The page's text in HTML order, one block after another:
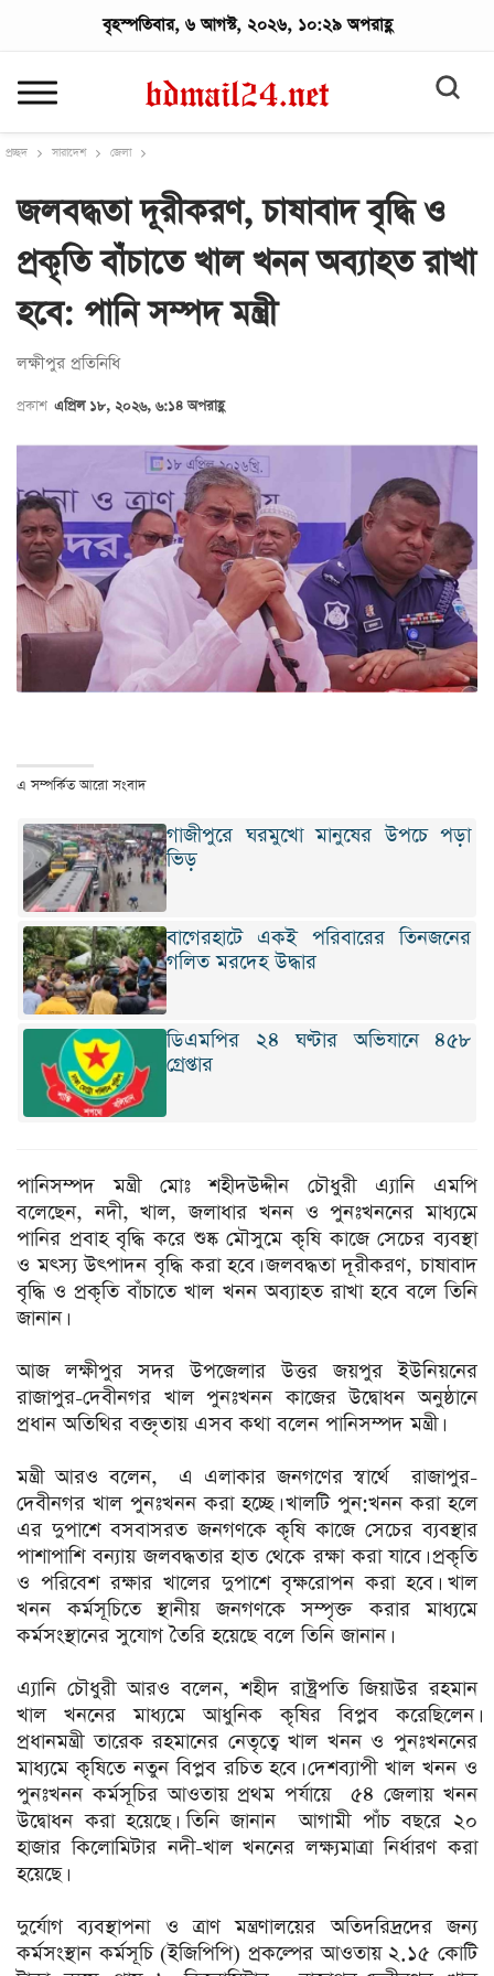
বৃহস্পতিবার, ৬ আগস্ট, ২০২৬, ১০:২৯ অপরাহ্ণ
প্রচ্ছদ সারাদেশ জেলা
‎জলবদ্ধতা দূরীকরণ, চাষাবাদ বৃদ্ধি ও
প্রকৃতি বাঁচাতে খাল খনন অব্যাহত রাখা
হবে: পানি সম্পদ মন্ত্রী
লক্ষীপুর প্রতিনিধি
প্রকাশ এপ্রিল ১৮, ২০২৬, ৬:১৪ অপরাহ্ণ
এ সম্পর্কিত আরো সংবাদ
গাজীপুরে ঘরমুখো মানুষের উপচে পড়া
ভিড়
বাগেরহাটে একই পরিবারের তিনজনের
গলিত মরদেহ উদ্ধার
ডিএমপির ২৪ ঘণ্টার অভিযানে ৪৫৮
গ্রেপ্তার
‎পানিসম্পদ মন্ত্রী মোঃ শহীদউদ্দীন চৌধুরী এ্যানি এমপি
বলেছেন, নদী, খাল, জলাধার খনন ও পুনঃখননের মাধ্যমে
পানির প্রবাহ বৃদ্ধি করে শুষ্ক মৌসুমে কৃষি কাজে সেচের ব্যবস্থা
ও মৎস্য উৎপাদন বৃদ্ধি করা হবে। জলবদ্ধতা দূরীকরণ, চাষাবাদ
বৃদ্ধি ও প্রকৃতি বাঁচাতে খাল খনন অব্যাহত রাখা হবে বলে তিনি
জানান।
‎আজ লক্ষীপুর সদর উপজেলার উত্তর জয়পুর ইউনিয়নের
রাজাপুর-দেবীনগর খাল পুনঃখনন কাজের উদ্বোধন অনুষ্ঠানে
প্রধান অতিথির বক্তৃতায় এসব কথা বলেন পানিসম্পদ মন্ত্রী।
‎মন্ত্রী আরও বলেন, এ এলাকার জনগণের স্বার্থে রাজাপুর-
দেবীনগর খাল পুনঃখনন করা হচ্ছে। খালটি পুন:খনন করা হলে
এর দুপাশে বসবাসরত জনগণকে কৃষি কাজে সেচের ব্যবস্থার
পাশাপাশি বন্যায় জলবদ্ধতার হাত থেকে রক্ষা করা যাবে। প্রকৃতি
ও পরিবেশ রক্ষার খালের দুপাশে বৃক্ষরোপন করা হবে। খাল
খনন কর্মসূচিতে স্থানীয় জনগণকে সম্পৃক্ত করার মাধ্যমে
কর্মসংস্থানের সুযোগ তৈরি হয়েছে বলে তিনি জানান।
‎এ্যানি চৌধুরী আরও বলেন, শহীদ রাষ্ট্রপতি জিয়াউর রহমান
খাল খননের মাধ্যমে আধুনিক কৃষির বিপ্লব করেছিলেন।
প্রধানমন্ত্রী তারেক রহমানের নেতৃত্বে খাল খনন ও পুনঃখননের
মাধ্যমে কৃষিতে নতুন বিপ্লব রচিত হবে। দেশব্যাপী খাল খনন ও
পুনঃখনন কর্মসূচির আওতায় প্রথম পর্যায়ে ৫৪ জেলায় খনন
উদ্বোধন করা হয়েছে। তিনি জানান আগামী পাঁচ বছরে ২০
হাজার কিলোমিটার নদী-খাল খননের লক্ষ্যমাত্রা নির্ধারণ করা
হয়েছে।
‎দুর্যোগ ব্যবস্থাপনা ও ত্রাণ মন্ত্রণালয়ের অতিদরিদ্রদের জন্য
কর্মসংস্থান কর্মসূচি (ইজিপিপি) প্রকল্পের আওতায় ২.১৫ কোটি